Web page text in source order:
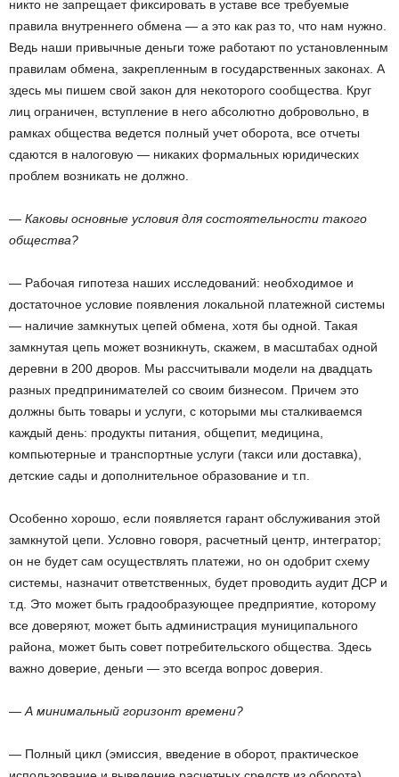
никто не запрещает фиксировать в уставе все требуемые
правила внутреннего обмена — а это как раз то, что нам нужно.
Ведь наши привычные деньги тоже работают по установленным
правилам обмена, закрепленным в государственных законах. А
здесь мы пишем свой закон для некоторого сообщества. Круг
лиц ограничен, вступление в него абсолютно добровольно, в
рамках общества ведется полный учет оборота, все отчеты
сдаются в налоговую — никаких формальных юридических
проблем возникать не должно.
— Каковы основные условия для состоятельности такого
общества?
— Рабочая гипотеза наших исследований: необходимое и
достаточное условие появления локальной платежной системы
— наличие замкнутых цепей обмена, хотя бы одной. Такая
замкнутая цепь может возникнуть, скажем, в масштабах одной
деревни в 200 дворов. Мы рассчитывали модели на двадцать
разных предпринимателей со своим бизнесом. Причем это
должны быть товары и услуги, с которыми мы сталкиваемся
каждый день: продукты питания, общепит, медицина,
компьютерные и транспортные услуги (такси или доставка),
детские сады и дополнительное образование и т.п.
Особенно хорошо, если появляется гарант обслуживания этой
замкнутой цепи. Условно говоря, расчетный центр, интег­ратор;
он не будет сам осуществлять платежи, но он одобрит схему
системы, назначит ответственных, будет проводить аудит ДСР и
т.д. Это может быть градообразующее предприятие, которому
все доверяют, может быть администрация муниципального
района, может быть совет потребительского общества. Здесь
важно доверие, деньги — это всегда вопрос доверия.
— А минимальный горизонт времени?
— Полный цикл (эмиссия, введение в оборот, практическое